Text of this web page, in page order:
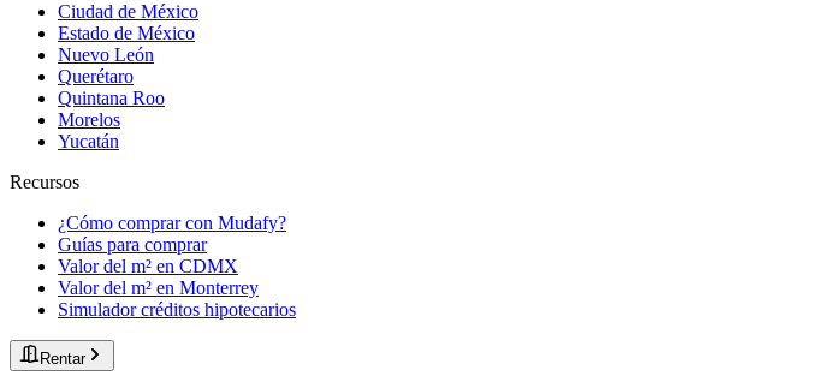
Ciudad de México
Estado de México
Nuevo León
Querétaro
Quintana Roo
Morelos
Yucatán
Recursos
¿Cómo comprar con Mudafy?
Guías para comprar
Valor del m² en CDMX
Valor del m² en Monterrey
Simulador créditos hipotecarios
Rentar